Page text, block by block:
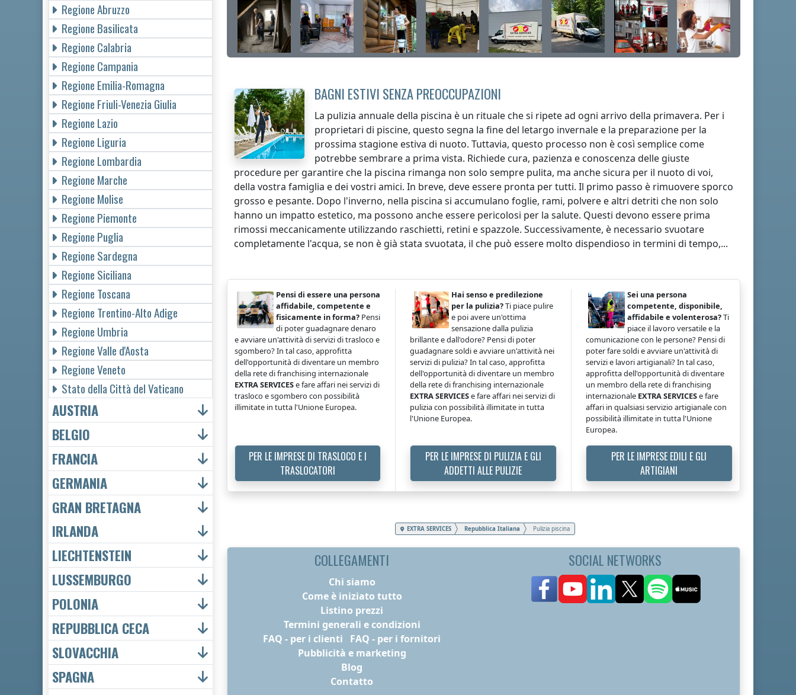
BAGNI ESTIVI SENZA PREOCCUPAZIONI
La pulizia annuale della piscina è un rituale che si ripete ad ogni arrivo della primavera. Per i
proprietari di piscine, questo segna la fine del letargo invernale e la preparazione per la
prossima stagione estiva di nuoto. Tuttavia, questo processo non è così semplice come
potrebbe sembrare a prima vista. Richiede cura, pazienza e conoscenza delle giuste
procedure per garantire che la piscina rimanga non solo sempre pulita, ma anche sicura per il nuoto di voi,
della vostra famiglia e dei vostri amici. In breve, deve essere pronta per tutti. Il primo passo è rimuovere sporco
grosso e pesante. Dopo l'inverno, nella piscina si accumulano foglie, rami, polvere e altri detriti che non solo
hanno un impatto estetico, ma possono anche essere pericolosi per la salute. Questi devono essere prima
rimossi meccanicamente utilizzando raschietti, retini e spazzole. Successivamente, è necessario svuotare
completamente l'acqua, se non è già stata svuotata, il che può essere molto dispendioso in termini di tempo,...
Pensi di essere una persona
affidabile, competente e
fisicamente in forma? Pensi
di poter guadagnare denaro
e avviare un'attività di servizi di trasloco e
sgombero? In tal caso, approfitta
dell'opportunità di diventare un membro
della rete di franchising internazionale
EXTRA SERVICESe fare affari nei servizi di
trasloco e sgombero con possibilità
illimitate in tutta l'Unione Europea.
PER LE IMPRESE DI TRASLOCO E I
TRASLOCATORI
Hai senso e predilezione
per la pulizia?Ti piace pulire
e poi avere un'ottima
sensazione dalla pulizia
brillante e dall'odore? Pensi di poter
guadagnare soldi e avviare un'attività nei
servizi di pulizia? In tal caso, approfitta
dell'opportunità di diventare un membro
della rete di franchising internazionale
EXTRA SERVICESe fare affari nei servizi di
pulizia con possibilità illimitate in tutta
l'Unione Europea.
PER LE IMPRESE DI PULIZIA E GLI
ADDETTI ALLE PULIZIE
Sei una persona
competente, disponibile,
affidabile e volenterosa?Ti
piace il lavoro versatile e la
comunicazione con le persone? Pensi di
poter fare soldi e avviare un'attività di
servizi e lavori artigianali? In tal caso,
approfitta dell'opportunità di diventare
un membro della rete di franchising
internazionale EXTRA SERVICESe fare
affari in qualsiasi servizio artigianale con
possibilità illimitate in tutta l'Unione
Europea.
PER LE IMPRESE EDILI E GLI
ARTIGIANI
EXTRA SERVICES Repubblica Italiana Pulizia piscina
COLLEGAMENTI
Chi siamo
Come è iniziato tutto
Listino prezzi
Termini generali e condizioni
FAQ - per i clienti
FAQ - per i fornitori
Pubblicità e marketing
Blog
Contatto
SOCIAL NETWORKS
Regione Abruzzo
Regione Basilicata
Regione Calabria
Regione Campania
Regione Emilia-Romagna
Regione Friuli-Venezia Giulia
Regione Lazio
Regione Liguria
Regione Lombardia
Regione Marche
Regione Molise
Regione Piemonte
Regione Puglia
Regione Sardegna
Regione Siciliana
Regione Toscana
Regione Trentino-Alto Adige
Regione Umbria
Regione Valle d'Aosta
Regione Veneto
Stato della Città del Vaticano
AUSTRIA
BELGIO
FRANCIA
GERMANIA
GRAN BRETAGNA
IRLANDA
LIECHTENSTEIN
LUSSEMBURGO
POLONIA
REPUBBLICA CECA
SLOVACCHIA
SPAGNA